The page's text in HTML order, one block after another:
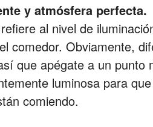
y atmósfera perfecta.
al nivel de
comedor. Obviamente,
que apégate a un punto
luminosa para
comiendo.